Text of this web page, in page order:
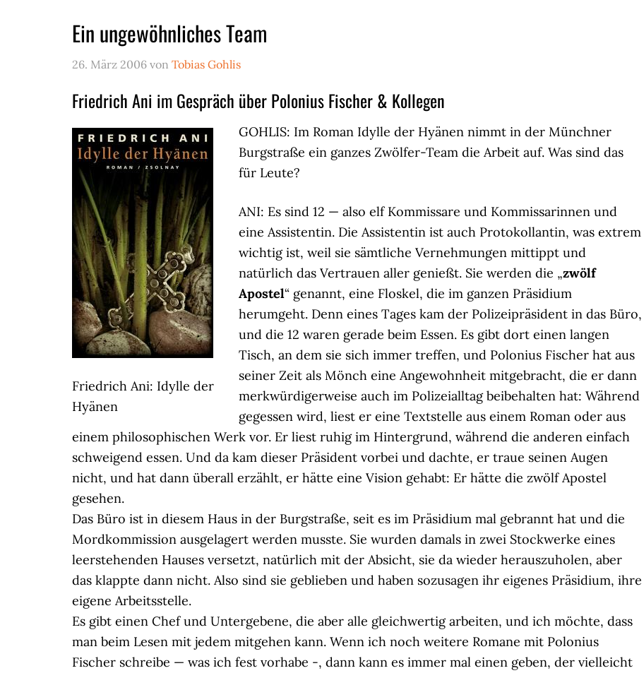
Ein ungewöhnliches Team
26. März 2006 von Tobias Gohlis
Friedrich Ani im Gespräch über Polonius Fischer & Kollegen
Friedrich Ani: Idylle der
Hyänen
GOHLIS: Im Roman Idylle der Hyänen nimmt in der Münchner
Burgstraße ein ganzes Zwölfer-Team die Arbeit auf. Was sind das
für Leute?
ANI: Es sind 12 — also elf Kommissare und Kommissarinnen und
eine Assistentin. Die Assistentin ist auch Protokollantin, was extrem
wichtig ist, weil sie sämtliche Vernehmungen mittippt und
natürlich das Vertrauen aller genießt. Sie werden die „zwölf
Apostel“ genannt, eine Floskel, die im ganzen Präsidium
herumgeht. Denn eines Tages kam der Polizeipräsident in das Büro,
und die 12 waren gerade beim Essen. Es gibt dort einen langen
Tisch, an dem sie sich immer treffen, und Polonius Fischer hat aus
seiner Zeit als Mönch eine Angewohnheit mitgebracht, die er dann
merkwürdigerweise auch im Polizeialltag beibehalten hat: Während
gegessen wird, liest er eine Textstelle aus einem Roman oder aus
einem philosophischen Werk vor. Er liest ruhig im Hintergrund, während die anderen einfach
schweigend essen. Und da kam dieser Präsident vorbei und dachte, er traue seinen Augen
nicht, und hat dann überall erzählt, er hätte eine Vision gehabt: Er hätte die zwölf Apostel
gesehen.
Das Büro ist in diesem Haus in der Burgstraße, seit es im Präsidium mal gebrannt hat und die
Mordkommission ausgelagert werden musste. Sie wurden damals in zwei Stockwerke eines
leerstehenden Hauses versetzt, natürlich mit der Absicht, sie da wieder herauszuholen, aber
das klappte dann nicht. Also sind sie geblieben und haben sozusagen ihr eigenes Präsidium, ihre
eigene Arbeitsstelle.
Es gibt einen Chef und Untergebene, die aber alle gleichwertig arbeiten, und ich möchte, dass
man beim Lesen mit jedem mitgehen kann. Wenn ich noch weitere Romane mit Polonius
Fischer schreibe — was ich fest vorhabe -, dann kann es immer mal einen geben, der vielleicht